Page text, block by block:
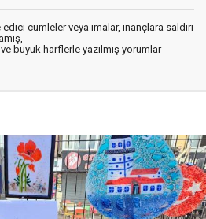
cümleler veya imalar, inançlara saldırı
büyük harflerle yazılmış yorumlar